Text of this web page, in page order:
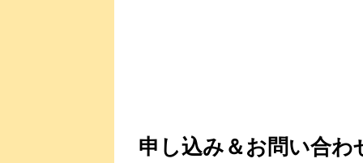
申し込み＆お問い合わ